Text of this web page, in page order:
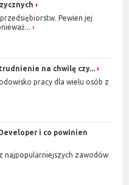
Pewien jej
na chwilę czy...
pracy dla wielu osób z
i co powinien
najpopularniejszych zawodów